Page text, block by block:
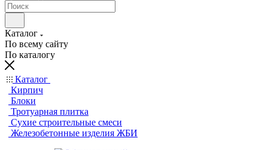
Каталог
По всему сайту
По каталогу
Каталог
Кирпич
Блоки
Тротуарная плитка
Сухие строительные смеси
Железобетонные изделия ЖБИ